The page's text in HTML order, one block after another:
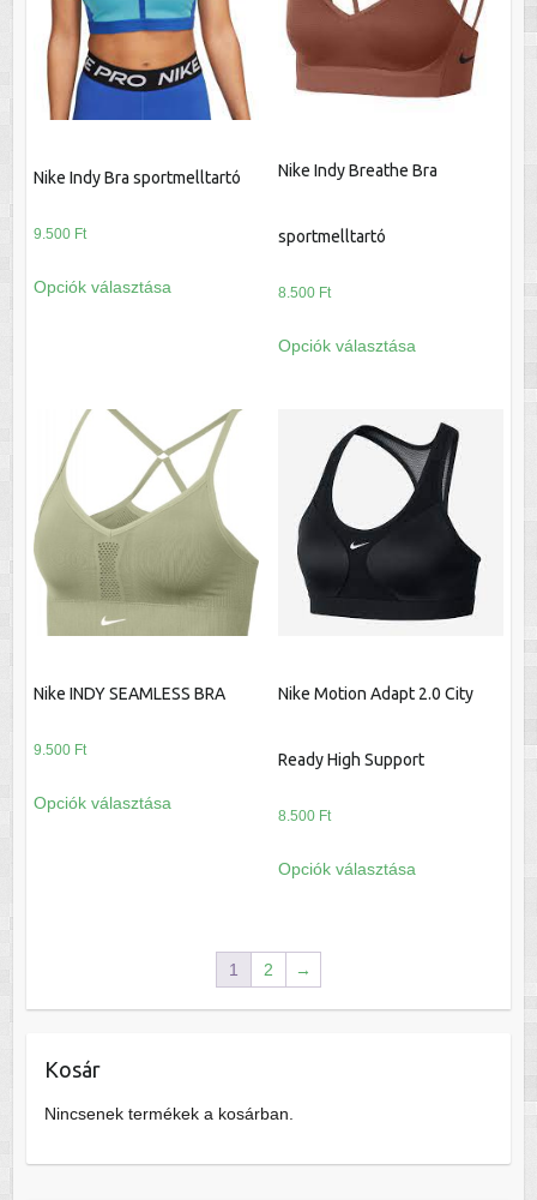
változatok
a
termékoldalon
választhatók
ki
változatok
termékoldalon
választhatók
Nike Indy Bra sportmelltartó
9.500 Ft
Opciók választása
a
A
változatok
a
termékoldalon
választhatók
ki
Nike Indy Breathe Bra
sportmelltartó
8.500 Ft
Opciók választása
a
variációja
van.
változatok
termékoldalon
választhatók
Nike INDY SEAMLESS BRA
9.500 Ft
Opciók választása
a
változatok
a
Nike Motion Adapt 2.0 City
Ready High Support
8.500 Ft
Opciók választása
a
ki
1 2 →
Kosár
Nincsenek termékek a kosárban.